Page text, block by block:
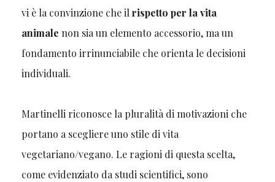
vi è la convinzione che ilrispetto per la vita
animale non sia un elemento accessorio, ma un
fondamento irrinunciabile che orienta le decisioni
individuali.
Martinelli riconosce la pluralità di motivazioni che
portano a scegliere uno stile di vita
vegetariano/vegano. Le ragioni di questa scelta,
come evidenziato da studi scientifici, sono